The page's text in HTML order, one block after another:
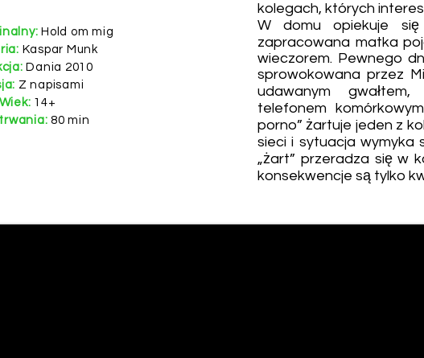
Hold om mig
Kaspar Munk
Dania 2010
Z napisami
Wiek: 14+
80 min
kolegach, których
W domu opiekuje się
zapracowana matka
wieczorem. Pewnego
sprowokowana przez
udawanym
telefonem
porno” żartuje jeden z
sieci i sytuacja wymyka
„żart” przeradza się w
konsekwencje są tylko